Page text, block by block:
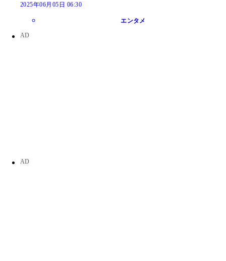
2025年06月05日 06:30
エンタメ